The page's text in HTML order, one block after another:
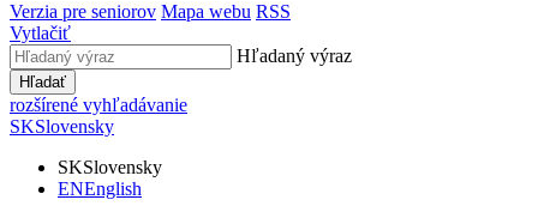
Verzia pre seniorov Mapa webu RSS
Vytlačiť
Hľadaný výraz
Hľadať
rozšírené vyhľadávanie
SKSlovensky
SKSlovensky
ENEnglish